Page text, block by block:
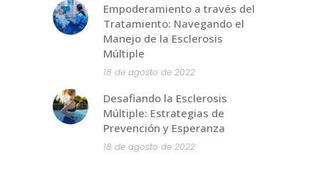
Empoderamiento a través del
Tratamiento: Navegando el
Manejo de la Esclerosis
Múltiple
18 de agosto de 2022
Desafiando la Esclerosis
Múltiple: Estrategias de
Prevención y Esperanza
18 de agosto de 2022